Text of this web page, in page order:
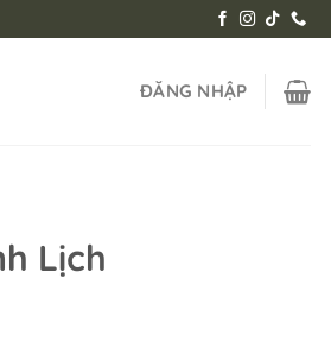
ĐĂNG NHẬP
Lịch